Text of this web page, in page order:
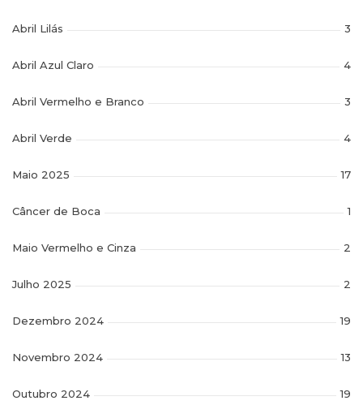
Abril Lilás 3
Abril Azul Claro 4
Abril Vermelho e Branco 3
Abril Verde 4
Maio 2025 17
Câncer de Boca 1
Maio Vermelho e Cinza 2
Julho 2025 2
Dezembro 2024 19
Novembro 2024 13
Outubro 2024 19